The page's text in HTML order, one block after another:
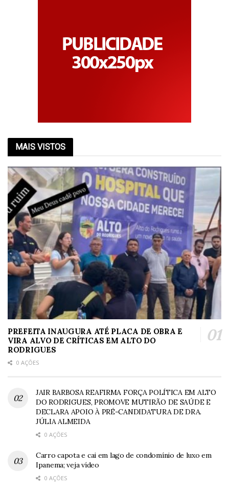
MAIS VISTOS
PREFEITA INAUGURA ATÉ PLACA DE OBRA E
VIRA ALVO DE CRÍTICAS EM ALTO DO
RODRIGUES
0 AÇÕES
JAIR BARBOSA REAFIRMA FORÇA POLÍTICA EM ALTO
DO RODRIGUES, PROMOVE MUTIRÃO DE SAÚDE E
DECLARA APOIO À PRÉ-CANDIDATURA DE DRA.
JÚLIA ALMEIDA
0 AÇÕES
Carro capota e cai em lago de condomínio de luxo em
Ipanema; veja vídeo
0 AÇÕES